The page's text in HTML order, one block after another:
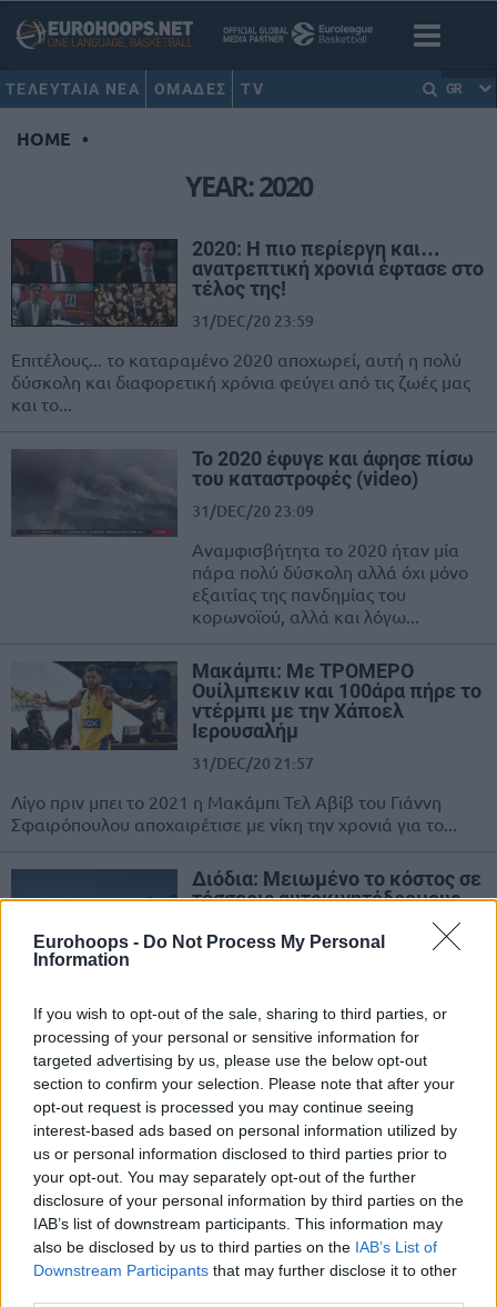
Eurohoops - Do Not Process My Personal
Information
If you wish to opt-out of the sale, sharing to third parties, or
processing of your personal or sensitive information for
targeted advertising by us, please use the below opt-out
section to confirm your selection. Please note that after your
opt-out request is processed you may continue seeing
interest-based ads based on personal information utilized by
us or personal information disclosed to third parties prior to
your opt-out. You may separately opt-out of the further
disclosure of your personal information by third parties on the
IAB’s list of downstream participants. This information may
also be disclosed by us to third parties on the IAB’s List of
Downstream Participants that may further disclose it to other
ΤΕΛΕΥΤΑΙΑ ΝΕΑ ΟΜΑΔΕΣ TV GR
HOME •
YEAR: 2020
2020: Η πιο περίεργη και…
ανατρεπτική χρονιά έφτασε στο
τέλος της!
31/DEC/20 23:59
Επιτέλους... το καταραμένο 2020 αποχωρεί, αυτή η πολύ
δύσκολη και διαφορετική χρόνια φεύγει από τις ζωές μας
και το...
Το 2020 έφυγε και άφησε πίσω
του καταστροφές (video)
31/DEC/20 23:09
Αναμφισβήτητα το 2020 ήταν μία
πάρα πολύ δύσκολη αλλά όχι μόνο
εξαιτίας της πανδημίας του
κορωνοϊού, αλλά και λόγω...
Μακάμπι: Με ΤΡΟΜΕΡΟ
Ουίλμπεκιν και 100άρα πήρε το
ντέρμπι με την Χάποελ
Ιερουσαλήμ
31/DEC/20 21:57
Λίγο πριν μπει το 2021 η Μακάμπι Τελ Αβίβ του Γιάννη
Σφαιρόπουλου αποχαιρέτισε με νίκη την χρονιά για το...
Διόδια: Μειωμένο το κόστος σε
τέσσερις αυτοκινητόδρομους –
31/DEC/20 20:31
μειώσεις στο κόστος των διοδίων της χώρας μας...
Τα Πρωτοχρονιάτικα μηνύματα
από Μητσοτάκη και Τσίπρα
(videos)
31/DEC/20 20:02
Το 2020 μας αποχαιρετάει σε λίγες ώρες και υπό
διαφορετικές συνθήκες φέτος οι Πολιτικοί Αρχηγοί
άκουσαν τα Πρωτοχρονιάτικα ΄Κάλαντα...
Ολυμπιακός: Στο ΣΕΦ οι
παίκτες παρά το ρεπό